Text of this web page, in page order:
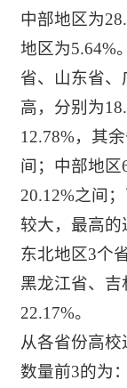
中部地区为
地区为5.64%
省、山东省
高，分别为
12.78%，其
间；中部地区
20.12%之间
较大，最高的
东北地区3个
黑龙江省、吉
22.17%。
从各省份高
数量前3的为